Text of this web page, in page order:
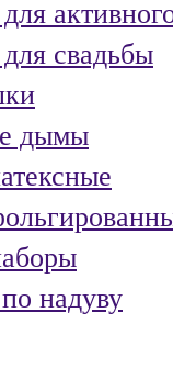
свадьбы
дымы
надуву